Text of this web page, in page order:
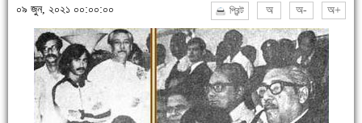
০৯ জুন, ২০২১ ০০:০০:০০
প্রিন্ট অ অ- অ+